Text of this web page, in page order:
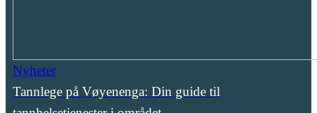
Nyheter
Tannlege på Vøyenenga: Din guide til